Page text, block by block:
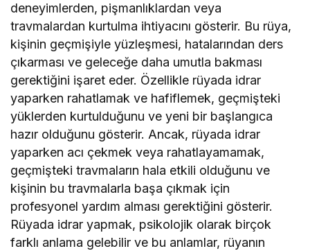
deneyimlerden, pişmanlıklardan veya
travmalardan kurtulma ihtiyacını gösterir. Bu rüya,
kişinin geçmişiyle yüzleşmesi, hatalarından ders
çıkarması ve geleceğe daha umutla bakması
gerektiğini işaret eder. Özellikle rüyada idrar
yaparken rahatlamak ve hafiflemek, geçmişteki
yüklerden kurtulduğunu ve yeni bir başlangıca
hazır olduğunu gösterir. Ancak, rüyada idrar
yaparken acı çekmek veya rahatlayamamak,
geçmişteki travmaların hala etkili olduğunu ve
kişinin bu travmalarla başa çıkmak için
profesyonel yardım alması gerektiğini gösterir.
Rüyada idrar yapmak, psikolojik olarak birçok
farklı anlama gelebilir ve bu anlamlar, rüyanın